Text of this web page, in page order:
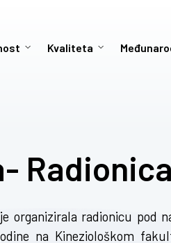
Kvaliteta
Radionica
organizirala radionicu pod
na Kineziološkom